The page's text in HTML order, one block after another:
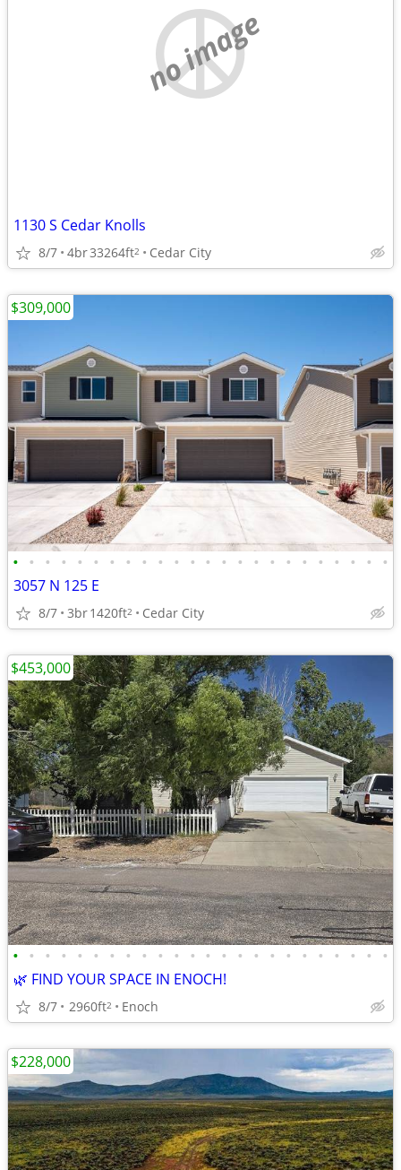
no image
1130 S Cedar Knolls
8/7 4br33264ft2 Cedar City
• • • • • • • • • • • • • • • • • • • • • • • •
3057 N 125 E
8/7 3br1420ft2 Cedar City
$309,000
• • • • • • • • • • • • • • • • • • • • • • • •
🌿 FIND YOUR SPACE IN ENOCH!
8/7 2960ft2 Enoch
$453,000
$228,000